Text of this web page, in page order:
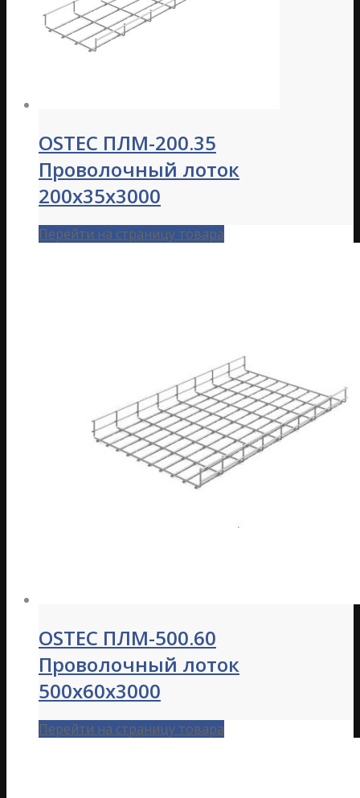
OSTEC ПЛМ-200.35
Проволочный лоток
200х35х3000
Перейти на страницу товара
OSTEC ПЛМ-500.60
Проволочный лоток
500х60х3000
Перейти на страницу товара